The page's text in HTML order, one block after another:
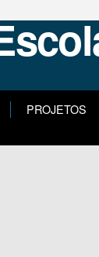
PROJETOS